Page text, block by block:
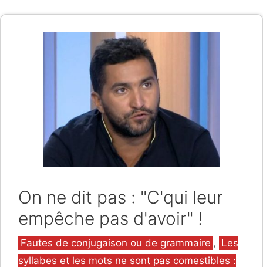
On ne dit pas : "C'qui leur
empêche pas d'avoir" !
Catégories
Fautes de conjugaison ou de grammaire , Les
syllabes et les mots ne sont pas comestibles :